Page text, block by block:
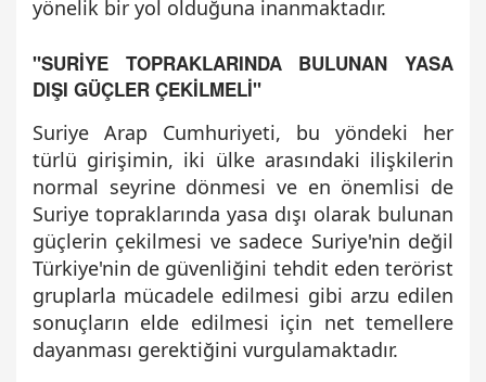
yönelik bir yol olduğuna inanmaktadır.
"SURİYE TOPRAKLARINDA BULUNAN YASA
DIŞI GÜÇLER ÇEKİLMELİ"
Suriye Arap Cumhuriyeti, bu yöndeki her
türlü girişimin, iki ülke arasındaki ilişkilerin
normal seyrine dönmesi ve en önemlisi de
Suriye topraklarında yasa dışı olarak bulunan
güçlerin çekilmesi ve sadece Suriye'nin değil
Türkiye'nin de güvenliğini tehdit eden terörist
gruplarla mücadele edilmesi gibi arzu edilen
sonuçların elde edilmesi için net temellere
dayanması gerektiğini vurgulamaktadır.